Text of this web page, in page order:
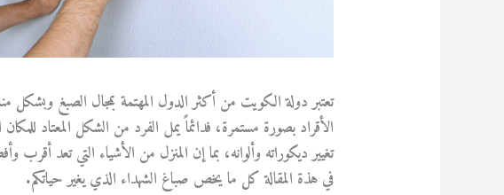
تعتبر دولة الكويت من أكثر الدول المهتمة بمجال الصبغ وبشكل
الأقراد بصورة مستمرة، فدائماً يمل الفرد من الشكل المعتاد
تغيير ديكوراته وألوانه، بما إن المنزل من الأشياء التي تعد أقرب
في هذة المقالة كل ما يخص صباغ الشهداء الذي يغير حياتكم.